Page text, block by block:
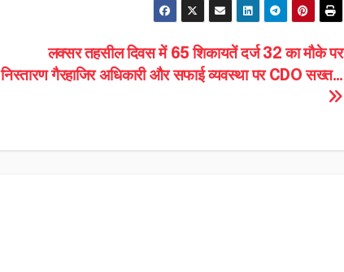
लक्सर तहसील दिवस में 65 शिकायतें दर्ज 32 का मौके पर
निस्तारण गैरहाजिर अधिकारी और सफाई व्यवस्था पर CDO सख्त…